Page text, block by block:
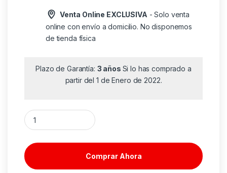
Venta Online EXCLUSIVA - Solo venta
online con envío a domicilio. No disponemos
de tienda física
Plazo de Garantía: 3 años Si lo has comprado a
partir del 1 de Enero de 2022.
Pack de 4 Pilas AA Duracell Plus Power Boost DPBLR6B4/
Comprar Ahora